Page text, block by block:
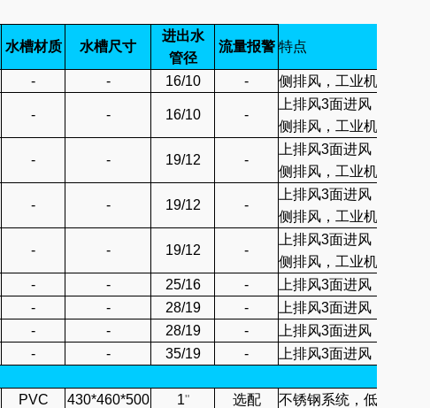
水槽材质 水槽尺寸
进出水
管径
流量报警 特点
- - 16/10 - 侧排风，工业机
- - 16/10 -
上排风3面进风，工业机
侧排风，工业机
- - 19/12 -
上排风3面进风，工业机
侧排风，工业机
- - 19/12 -
上排风3面进风，工业机
侧排风，工业机
- - 19/12 -
上排风3面进风，工业机
侧排风，工业机
- - 25/16 -
上排风3面进风，工业机
- - 28/19 -
上排风3面进风，工业机
- - 28/19 -
上排风3面进风，工业机
- - 35/19 -
上排风3面进风，工业机
PVC 430*460*500 1" 选配
不锈钢系统，低噪音水